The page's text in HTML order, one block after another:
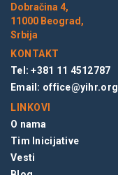
Dobračina 4,
11000 Beograd,
Srbija
KONTAKT
Tel: +381 11 4512787
Email: office@yihr.org
LINKOVI
O nama
Tim Inicijative
Vesti